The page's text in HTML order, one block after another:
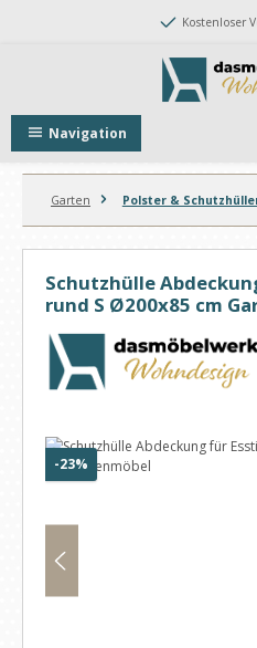
Zum Hauptinhalt springenKostenloser
Navigation
Garten Polster &
Schutzhülle
rund S Ø200x85 cm
Bildergalerie überspringen
-23% Rabatt